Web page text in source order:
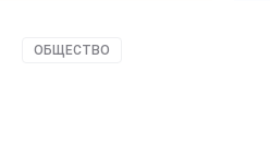
ОБЩЕСТВО